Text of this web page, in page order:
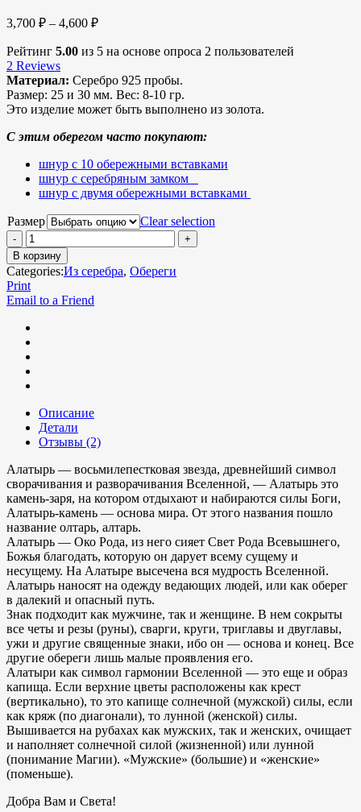
3,700 ₽ – 4,600 ₽
Рейтинг 5.00 из 5 на основе опроса 2 пользователей
2 Reviews
Материал: Серебро 925 пробы.
Размер: 25 и 30 мм. Вес: 8-10 гр.
Это изделие может быть выполнено из золота.
С этим оберегом часто покупают:
шнур с 10 обережными вставками
шнур с серебряным замком
шнур с двумя обережными вставками
Размер Clear selection
В корзину
Categories:Из серебра, Обереги
Print
Email to a Friend
Описание
Детали
Отзывы (2)
Алатырь — восьмилепестковая звезда, древнейший символ
сворачивания и разворачивания Вселенной, — Алатырь это
камень-заря, на котором отдыхают и набираются силы Боги,
Алатырь-камень — основа мира. От этого названия пошло
название олтарь, алтарь.
Алатырь — Око Рода, из него сияет Свет Рода Всевышнего,
Божья благодать, которую он дарует всему сущему и
несущему. На Алатыре высечена вся мудрость Вселенной.
Алатырь наносят на одежду ведающих людей, или как оберег
в далекий и опасный путь.
Знак подходит как мужчине, так и женщине. В нем сокрыты
все четы и резы (руны), сварги, круги, триглавы и двуглавы,
ужи и другие священные знаки, ибо он — основа и конец. Все
другие обереги лишь малые проявления его.
Алатыри как символ гармонии Вселенной — это еще и образ
капища. Если верхние цветы расположены как крест
(вертикально), то это капище солнечной (мужской) силы, если
как кряж (по диагонали), то лунной (женской) силы.
Вышивается на рубахах как мужских, так и женских, очищает
и наполняет солнечной силой (жизненной) или лунной
(понимание Магии). «Мужские» (большие) и «женские»
(поменьше).
Добра Вам и Света!